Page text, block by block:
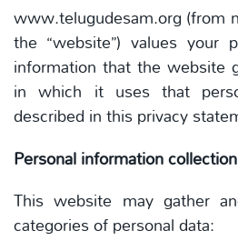
www.telugudesam.org (from
the “website”) values your
information that the website
in which it uses that
described in this privacy
Personal information collection
This website may gather
categories of personal data: